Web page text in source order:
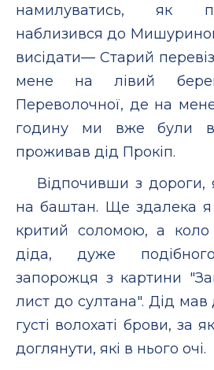
намилуватись, як
наблизився до
висідати— Старий
мене на лівий
Переволочної, де на
годину ми вже були
проживав дід Прокіп.
Відпочивши з дороги,
на баштан. Ще здалека я
критий соломою, а коло
діда, дуже
запорожця з картини
лист до султана". Дід мав
густі волохаті брови, за
доглянути, які в нього очі.